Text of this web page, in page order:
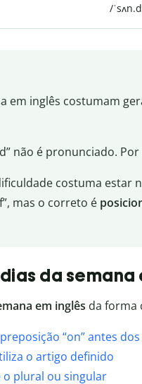
/
em inglês costumam
não é pronunciado.
costuma estar
mas o correto é
da semana
em inglês da forma
“on” antes
o artigo definido
o plural ou singular